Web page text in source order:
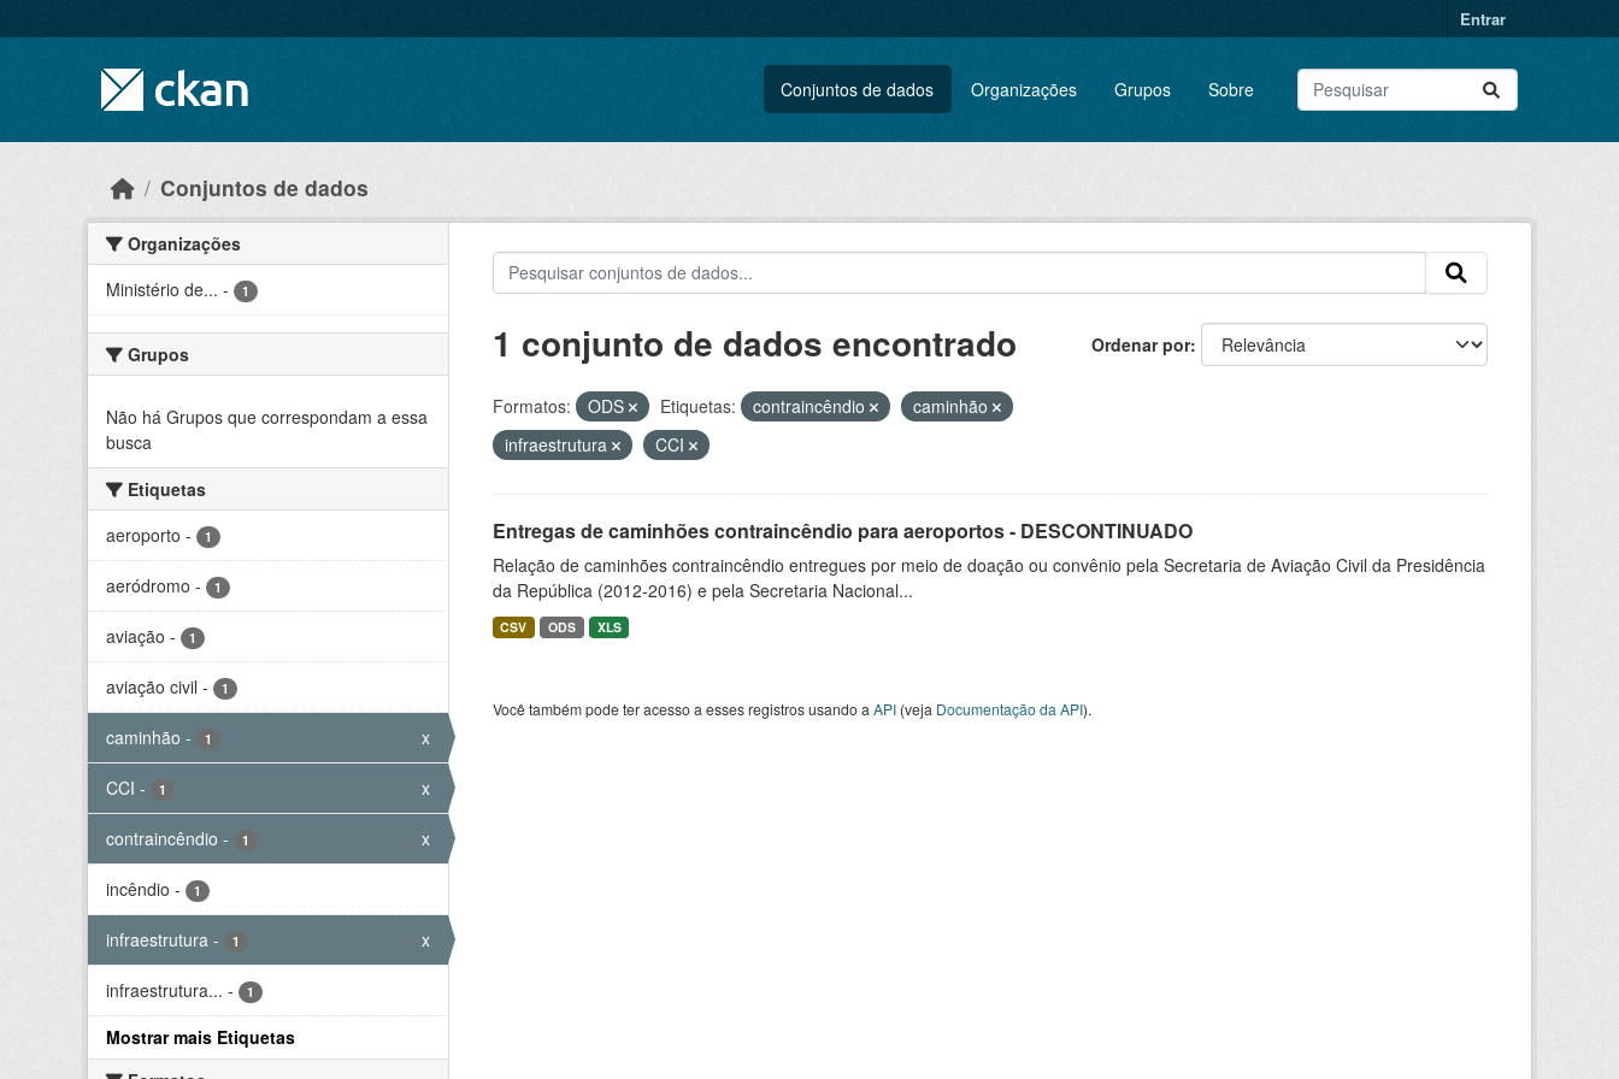
Entrar
Conjuntos de dados Organizações Grupos Sobre
Conjuntos de dados
Organizações
Ministério de... - 1
Grupos
Não há Grupos que correspondam a essa
busca
Etiquetas
aeroporto - 1
aeródromo - 1
aviação - 1
aviação civil - 1
caminhão - 1 x
CCI - 1 x
contraincêndio - 1 x
incêndio - 1
infraestrutura - 1 x
infraestrutura... - 1
Mostrar mais Etiquetas
Ordenar por
1 conjunto de dados encontrado
Formatos: ODS Etiquetas: contraincêndio
caminhão
infraestrutura
CCI
Entregas de caminhões contraincêndio para aeroportos - DESCONTINUADO
Relação de caminhões contraincêndio entregues por meio de doação ou convênio pela Secretaria de Aviação Civil da Presidência
da República (2012-2016) e pela Secretaria Nacional...
CSV ODS XLS
Você também pode ter acesso a esses registros usando a API(veja Documentação da API).